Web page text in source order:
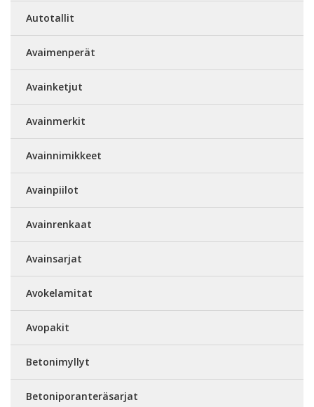
Autotallit
Avaimenperät
Avainketjut
Avainmerkit
Avainnimikkeet
Avainpiilot
Avainrenkaat
Avainsarjat
Avokelamitat
Avopakit
Betonimyllyt
Betoniporanteräsarjat